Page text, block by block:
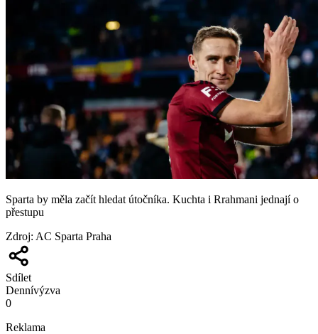
Sparta by měla začít hledat útočníka. Kuchta i Rrahmani jednají o
přestupu
Zdroj: AC Sparta Praha
Sdílet
Dennívýzva
0
Reklama